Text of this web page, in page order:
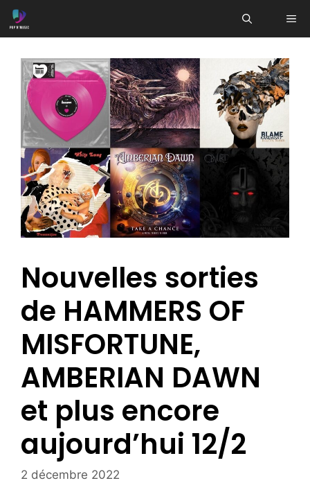
Aller
au
Nouvelles sorties
de HAMMERS OF
MISFORTUNE,
AMBERIAN DAWN
et plus encore
aujourd’hui 12/2
2 décembre 2022